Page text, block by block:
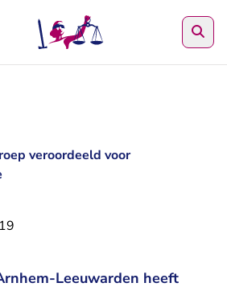
veroordeeld voor
Leeuwarden heeft